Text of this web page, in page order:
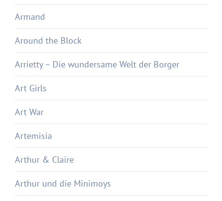
Armand
Around the Block
Arrietty – Die wundersame Welt der Borger
Art Girls
Art War
Artemisia
Arthur & Claire
Arthur und die Minimoys